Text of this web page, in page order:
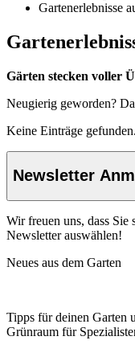
Gartenerlebnisse
Gärten stecken voller
Neugierig geworden?
Keine Einträge gefunden.
Newsletter
Wir freuen uns, dass Sie
Newsletter auswählen!
Neues aus dem Garten
Tipps für deinen Garten
Grünraum für